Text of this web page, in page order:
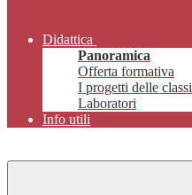
Didattica
Panoramica
Offerta formativa
I progetti delle classi
Laboratori
Info utili